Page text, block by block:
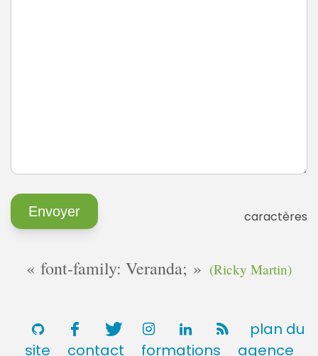
caractères
font-family: Veranda; (Ricky Martin)
plan du
site
contact formations agence